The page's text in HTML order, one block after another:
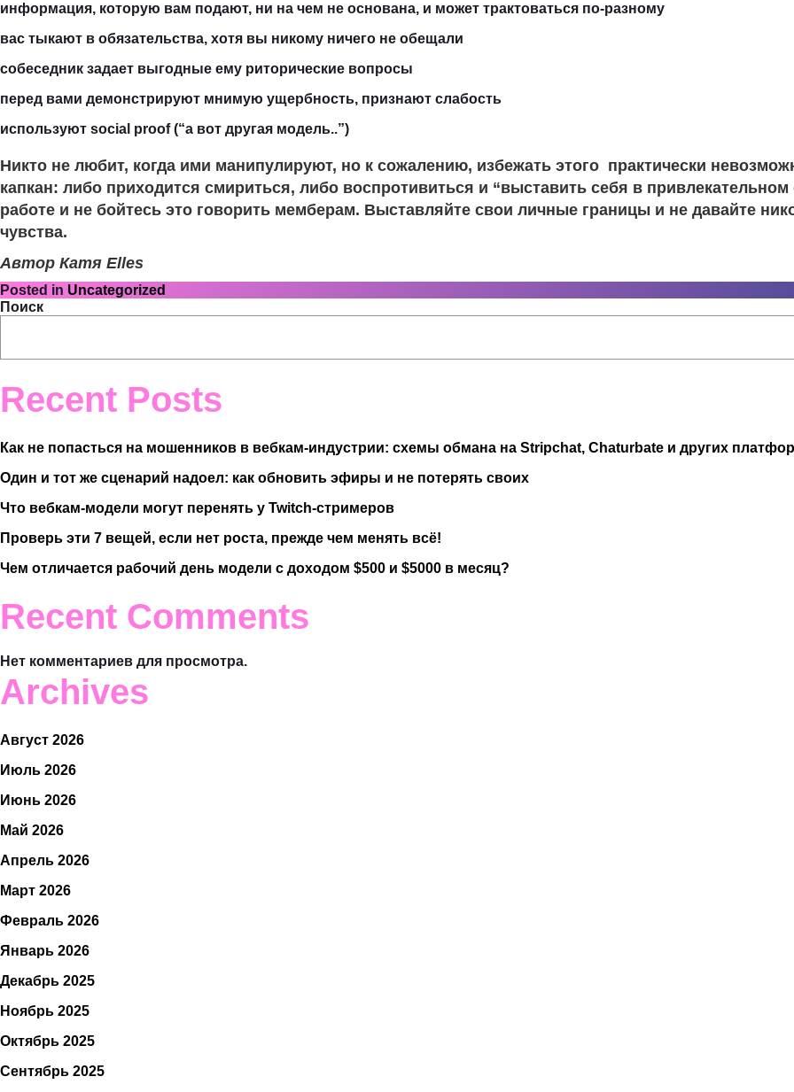
информация, которую вам подают, ни на чем не основана, и может трактоваться по-разному
вас тыкают в обязательства, хотя вы никому ничего не обещали
собеседник задает выгодные ему риторические вопросы
перед вами демонстрируют мнимую ущербность, признают слабость
используют social proof (“а вот другая модель..”)
Никто не любит, когда ими манипулируют, но к сожалению, избежать этого практически
капкан: либо приходится смириться, либо воспротивиться и “выставить себя в
работе и не бойтесь это говорить мемберам. Выставляйте свои личные границы и не давайте
чувства.
Автор Катя Elles
Posted in Uncategorized
Поиск
Recent Posts
Как не попасться на мошенников в вебкам-индустрии: схемы обмана на Stripchat, Chaturbate и других
Один и тот же сценарий надоел: как обновить эфиры и не потерять своих
Что вебкам-модели могут перенять у Twitch-стримеров
Проверь эти 7 вещей, если нет роста, прежде чем менять всё!
Чем отличается рабочий день модели с доходом $500 и $5000 в месяц?
Recent Comments
Нет комментариев для просмотра.
Archives
Август 2026
Июль 2026
Июнь 2026
Май 2026
Апрель 2026
Март 2026
Февраль 2026
Январь 2026
Декабрь 2025
Ноябрь 2025
Октябрь 2025
Сентябрь 2025